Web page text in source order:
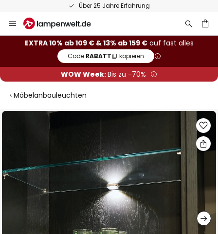
Über 25 Jahre Erfahrung
Inhalt
springen
EXTRA 10% ab 109 € & 13% ab 159 €auf fast alles
Code:RABATT kopieren
WOW Week:Bis zu -70%
Möbelanbauleuchten
Zum
springen